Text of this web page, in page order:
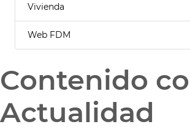
Vivienda
Web FDM
Contenido
Actualidad